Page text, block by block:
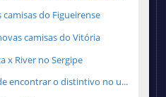
do Figueirense
camisas do Vitória
x River no Sergipe
encontrar o distintivo no u...